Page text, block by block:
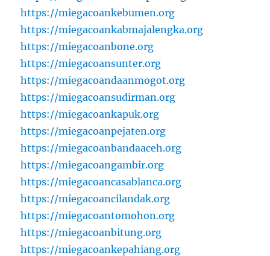
https://miegacoankebumen.org
https://miegacoankabmajalengka.org
https://miegacoanbone.org
https://miegacoansunter.org
https://miegacoandaanmogot.org
https://miegacoansudirman.org
https://miegacoankapuk.org
https://miegacoanpejaten.org
https://miegacoanbandaaceh.org
https://miegacoangambir.org
https://miegacoancasablanca.org
https://miegacoancilandak.org
https://miegacoantomohon.org
https://miegacoanbitung.org
https://miegacoankepahiang.org